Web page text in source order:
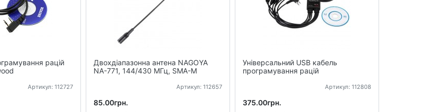
рацій
Артикул: 112727
Двохдіапазонна антена NAGOYA
NA-771, 144/430 МГц, SMA-M
Артикул: 112657
85.00грн.
Універсальний USB кабель
програмування рацій
Артикул: 112808
375.00грн.